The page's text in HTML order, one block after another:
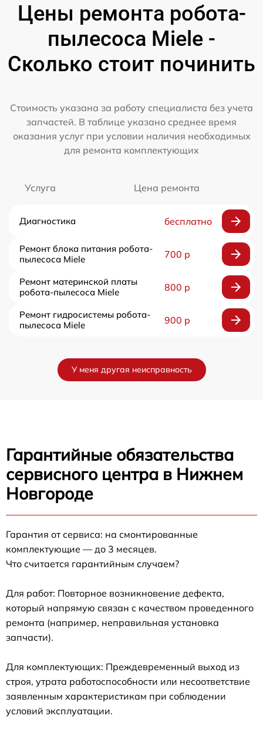
Цены ремонта робота-
пылесоса Miele -
Сколько стоит починить
Стоимость указана за работу специалиста без учета
запчастей. В таблице указано среднее время
оказания услуг при условии наличия необходимых
для ремонта комплектующих
Услуга Цена ремонта
Диагностика бесплатно
Ремонт блока питания робота-
пылесоса Miele
700 р
Ремонт материнской платы
робота-пылесоса Miele
800 р
Ремонт гидросистемы робота-
пылесоса Miele
900 р
У меня другая неисправность
Гарантийные обязательства
сервисного центра в Нижнем
Новгороде
Гарантия от сервиса: на смонтированные
комплектующие — до 3 месяцев.
Что считается гарантийным случаем?
Для работ: Повторное возникновение дефекта,
который напрямую связан с качеством проведенного
ремонта (например, неправильная установка
запчасти).
Для комплектующих: Преждевременный выход из
строя, утрата работоспособности или несоответствие
заявленным характеристикам при соблюдении
условий эксплуатации.